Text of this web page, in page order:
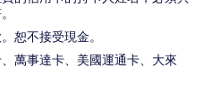
恕不接受現金。
萬事達卡、美國運通卡、大來